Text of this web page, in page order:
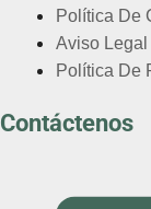
Política De
Aviso Legal
Política De
Contáctenos